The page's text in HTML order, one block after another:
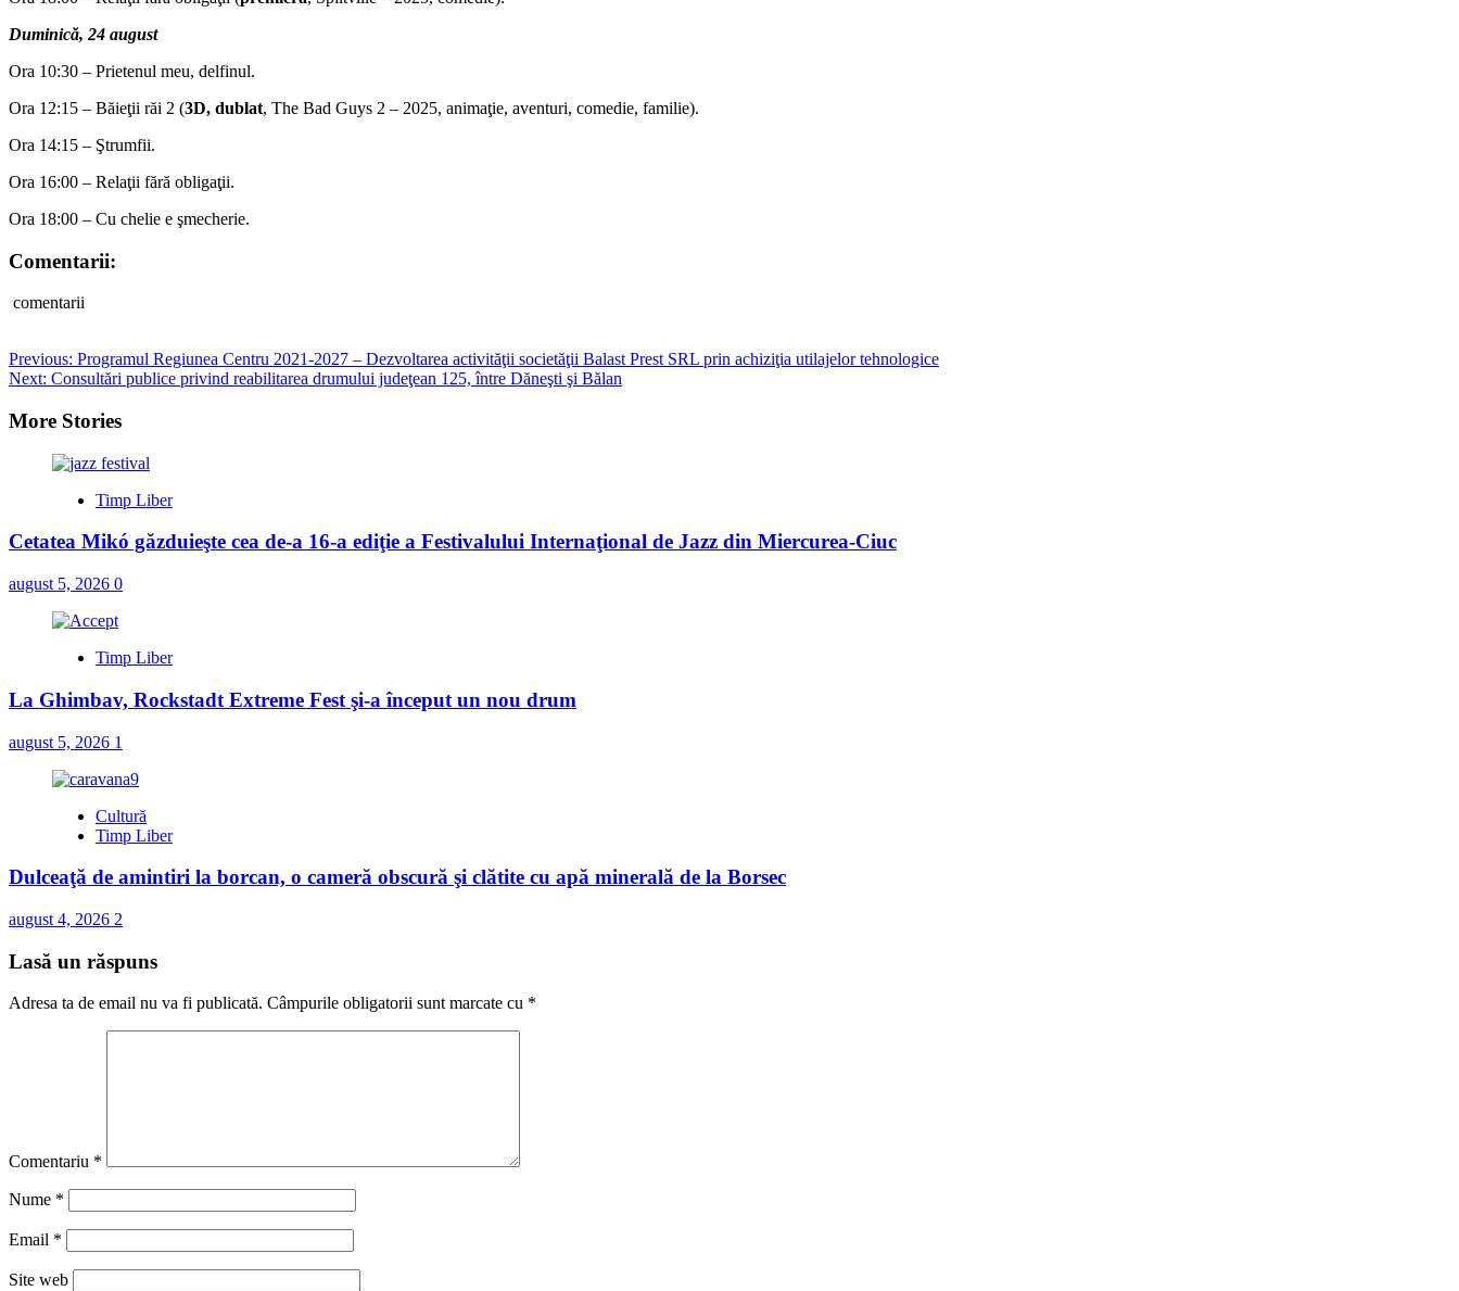
Duminică, 24 august
Ora 10:30 – Prietenul meu, delfinul.
Ora 12:15 – Băieţii răi 2 (3D, dublat, The Bad Guys 2 – 2025, animaţie, aventuri, comedie, familie).
Ora 14:15 – Ştrumfii.
Ora 16:00 – Relaţii fără obligaţii.
Ora 18:00 – Cu chelie e şmecherie.
Comentarii:
comentarii
Post
navigation
Previous: Programul Regiunea Centru 2021-2027 – Dezvoltarea activităţii societăţii Balast Prest SRL prin achiziţia utilajelor tehnologice
Next: Consultări publice privind reabilitarea drumului judeţean 125, între Dăneşti şi Bălan
More Stories
Timp Liber
Cetatea Mikó găzduieşte cea de-a 16-a ediţie a Festivalului Internaţional de Jazz din Miercurea-Ciuc
august 5, 2026 0
Timp Liber
La Ghimbav, Rockstadt Extreme Fest şi-a început un nou drum
august 5, 2026 1
Cultură
Timp Liber
Dulceaţă de amintiri la borcan, o cameră obscură şi clătite cu apă minerală de la Borsec
august 4, 2026 2
Lasă un răspuns
Adresa ta de email nu va fi publicată. Câmpurile obligatorii sunt marcate cu *
Comentariu *
Nume *
Email *
Site web